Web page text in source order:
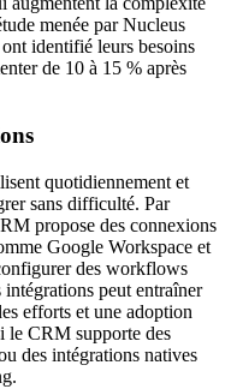
menée par Nucleus
identifié leurs besoins
de 10 à 15 % après
quotidiennement et
sans difficulté. Par
propose des connexions
Google Workspace et
des workflows
peut entraîner
efforts et une adoption
le CRM supporte des
des intégrations natives